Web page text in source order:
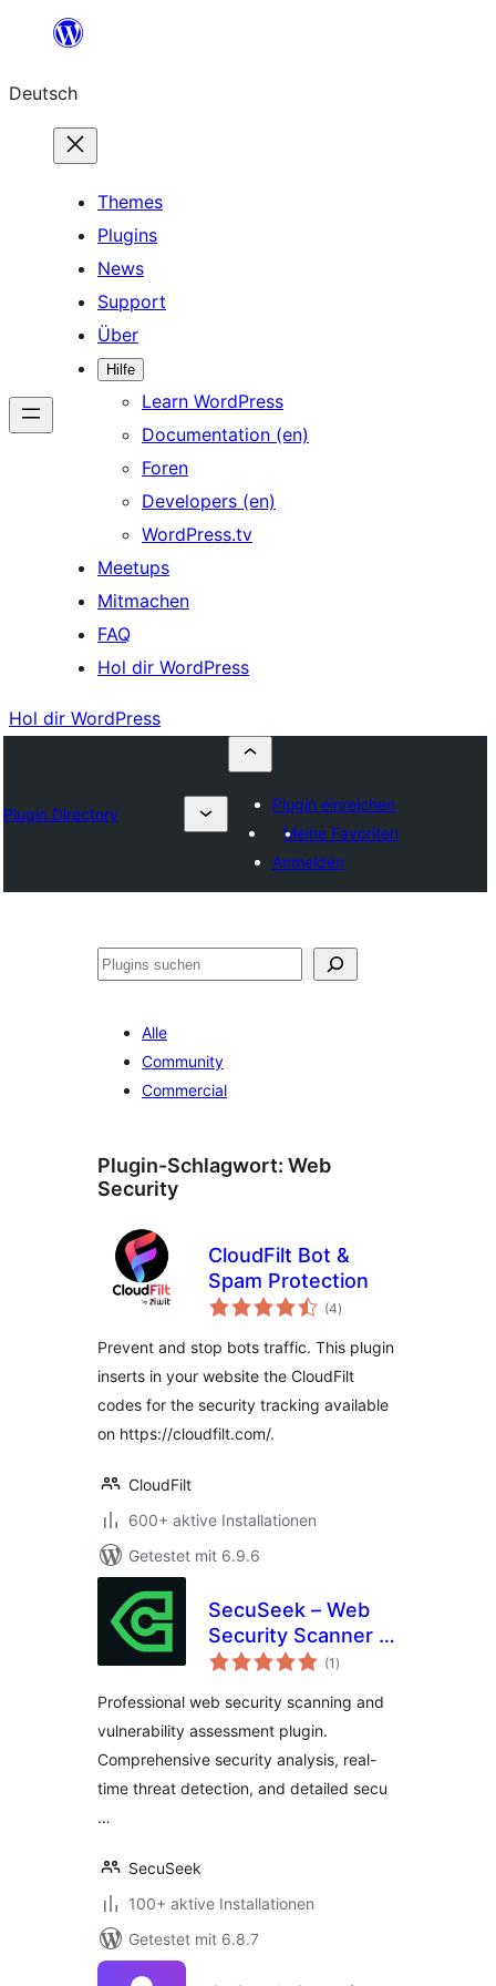
springen
Deutsch
Themes
Plugins
News
Support
Über
Hilfe
Learn WordPress
Documentation (en)
Foren
Developers (en)
WordPress.tv
Meetups
Mitmachen
FAQ
Hol dir WordPress
Hol dir WordPress
Plugin Directory
Plugin einreichen
Meine Favoriten
Anmelden
Suchen
Alle
Community
Commercial
Plugin-Schlagwort: Web
Security
CloudFilt Bot &
Spam Protection
(4Bewertungen
insgesamt
)
Prevent and stop bots traffic. This plugin
inserts in your website the CloudFilt
codes for the security tracking available
on https://cloudfilt.com/.
CloudFilt
600+ aktive Installationen
Getestet mit 6.9.6
SecuSeek – Web
Security Scanner &
Vulnerability(1 Bewertungen
insgesamt
)
Professional web security scanning and
vulnerability assessment plugin.
Comprehensive security analysis, real-
time threat detection, and detailed secu
…
SecuSeek
100+ aktive Installationen
Getestet mit 6.8.7